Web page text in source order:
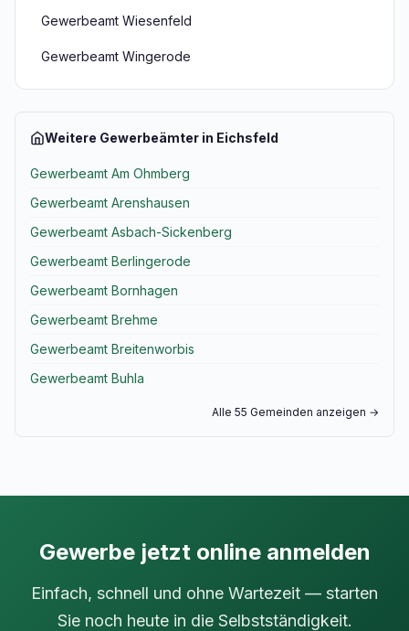
Gewerbeamt Wiesenfeld
Gewerbeamt Wingerode
Weitere Gewerbeämter in Eichsfeld
Gewerbeamt Am Ohmberg
Gewerbeamt Arenshausen
Gewerbeamt Asbach-Sickenberg
Gewerbeamt Berlingerode
Gewerbeamt Bornhagen
Gewerbeamt Brehme
Gewerbeamt Breitenworbis
Gewerbeamt Buhla
Alle 55 Gemeinden anzeigen →
Gewerbe jetzt online anmelden
Einfach, schnell und ohne Wartezeit — starten
Sie noch heute in die Selbstständigkeit.